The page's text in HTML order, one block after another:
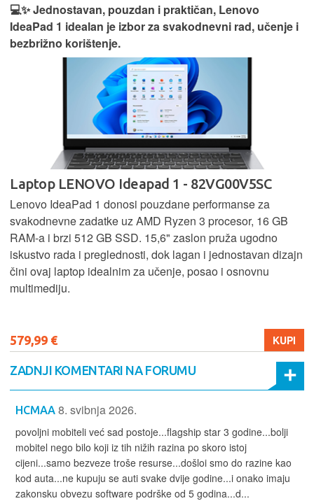
💻✨ Jednostavan, pouzdan i praktičan, Lenovo
IdeaPad 1 idealan je izbor za svakodnevni rad, učenje i
bezbrižno korištenje.
Laptop LENOVO Ideapad 1 - 82VG00V5SC
Lenovo IdeaPad 1 donosi pouzdane performanse za
svakodnevne zadatke uz AMD Ryzen 3 procesor, 16 GB
RAM-a i brzi 512 GB SSD. 15,6" zaslon pruža ugodno
iskustvo rada i preglednosti, dok lagan i jednostavan dizajn
čini ovaj laptop idealnim za učenje, posao i osnovnu
multimediju.
579,99 € KUPI
ZADNJI KOMENTARI NA FORUMU
HCMAA 8. svibnja 2026.
povoljni mobiteli već sad postoje...flagship star 3 godine...bolji
mobitel nego bilo koji iz tih nižih razina po skoro istoj
cijeni...samo bezveze troše resurse...došloi smo do razine kao
kod auta...ne kupuju se auti svake dvije godine...i onako imaju
zakonsku obvezu software podrške od 5 godina...d...